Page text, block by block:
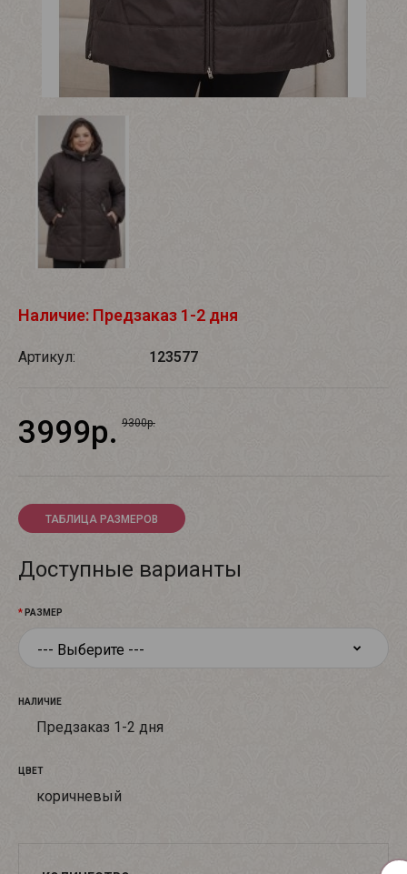
Наличие: Предзаказ 1-2 дня
Артикул: 123577
3999р. 9300р.
ТАБЛИЦА РАЗМЕРОВ
Доступные варианты
РАЗМЕР
НАЛИЧИЕ
Предзаказ 1-2 дня
ЦВЕТ
коричневый